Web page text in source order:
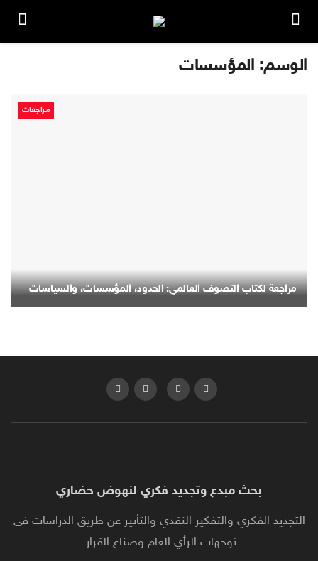
الوسم: المؤسسات
مراجعات
مراجعة لكتاب التصوف العالمي: الحدود، المؤسسات، والسياسات
بحث مبدع وتجديد فكري لنهوض حضاري
التجديد الفكري والتفكير النقدي والتأثير عن طريق الدراسات في
توجهات الرأي العام وصناع القرار.